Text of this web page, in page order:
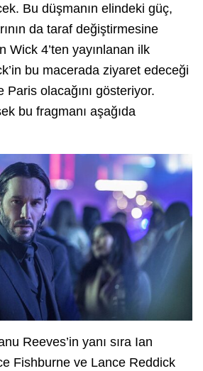
Bu düşmanın elindeki güç,
da taraf değiştirmesine
Wick 4’ten yayınlanan ilk
bu macerada ziyaret edeceği
olacağını gösteriyor.
bu fragmanı aşağıda
Reeves’in yanı sıra Ian
Fishburne ve Lance Reddick